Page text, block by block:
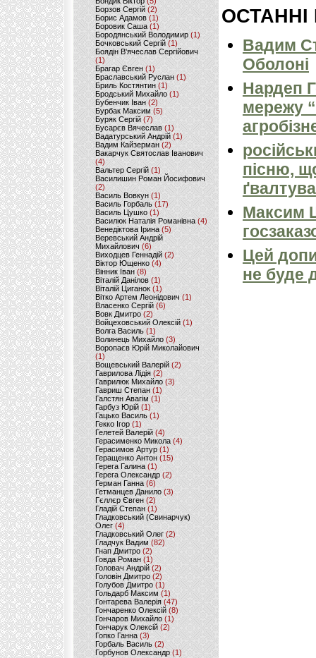
Борзов Сергiй (2)
Борис Адамов(1)
Боровик Саша (1)
Бородянський Володимир (1)
Бочковський Сергій (1)
Боядін В'ячеслав Сергійович
(1)
Брагар Євген (1)
Браславський Руслан (1)
Бриль Костянтин (1)
Бродський Михайло (1)
Бубенчик Іван(2)
Бурбак Максим (5)
Буряк Сергій (7)
Бусарєв Вячеслав (1)
Вадатурський Андрій (1)
Вадим Кайзерман (2)
Вакарчук Святослав Іванович
(4)
Вальтер Сергій (1)
Василишин Роман Йосифович
(2)
Василь Вовкун (1)
Василь Горбаль (17)
Василь Цушко (1)
Василюк Наталія Романівна (4)
Венедіктова Ірина(5)
Веревський Андрій
Михайлович (6)
Виходцев Геннадій (2)
Віктор Ющенко (4)
Вінник Іван (8)
Віталій Данілов (1)
Віталій Циганок (1)
Вітко Артем Леонідович(1)
Власенко Сергій (6)
Вовк Дмитро(2)
Войцеховський Олексій(1)
Волга Василь (1)
Волинець Михайло (3)
Воропаєв Юрій Миколайович
(1)
Вощевський Валерій(2)
Гаврилова Лідія (2)
Гаврилюк Михайло (3)
Гавриш Степан (1)
Галстян Авагім (1)
Гарбуз Юрій (1)
Гацько Василь (1)
Гекко Ігор(1)
Гелетей Валерій (4)
Герасименко Микола (4)
Герасимов Артур (1)
Геращенко Антон(15)
Герега Галина (1)
Герега Олександр (2)
Герман Ганна (6)
Гетманцев Данило (3)
Гєллєр Євген (2)
Гладій Степан(1)
Гладковський (Свинарчук)
Олег (4)
Гладковський Олег (2)
Гладчук Вадим (82)
Гнап Дмитро (2)
Говда Роман(1)
Головач Андрій (2)
Головін Дмитро (2)
Голубов Дмитро (1)
Гольдарб Максим(1)
Гонтарева Валерія (47)
Гончаренко Олексій(8)
Гончаров Михайло (1)
Гончарук Олексій (2)
Гопко Ганна (3)
Горбаль Василь (2)
Горбунов Олександр (1)
ОСТАННІ
Вадим
Оболоні
Нардеп
мережу
пісню,
Максим
Цей
не буде